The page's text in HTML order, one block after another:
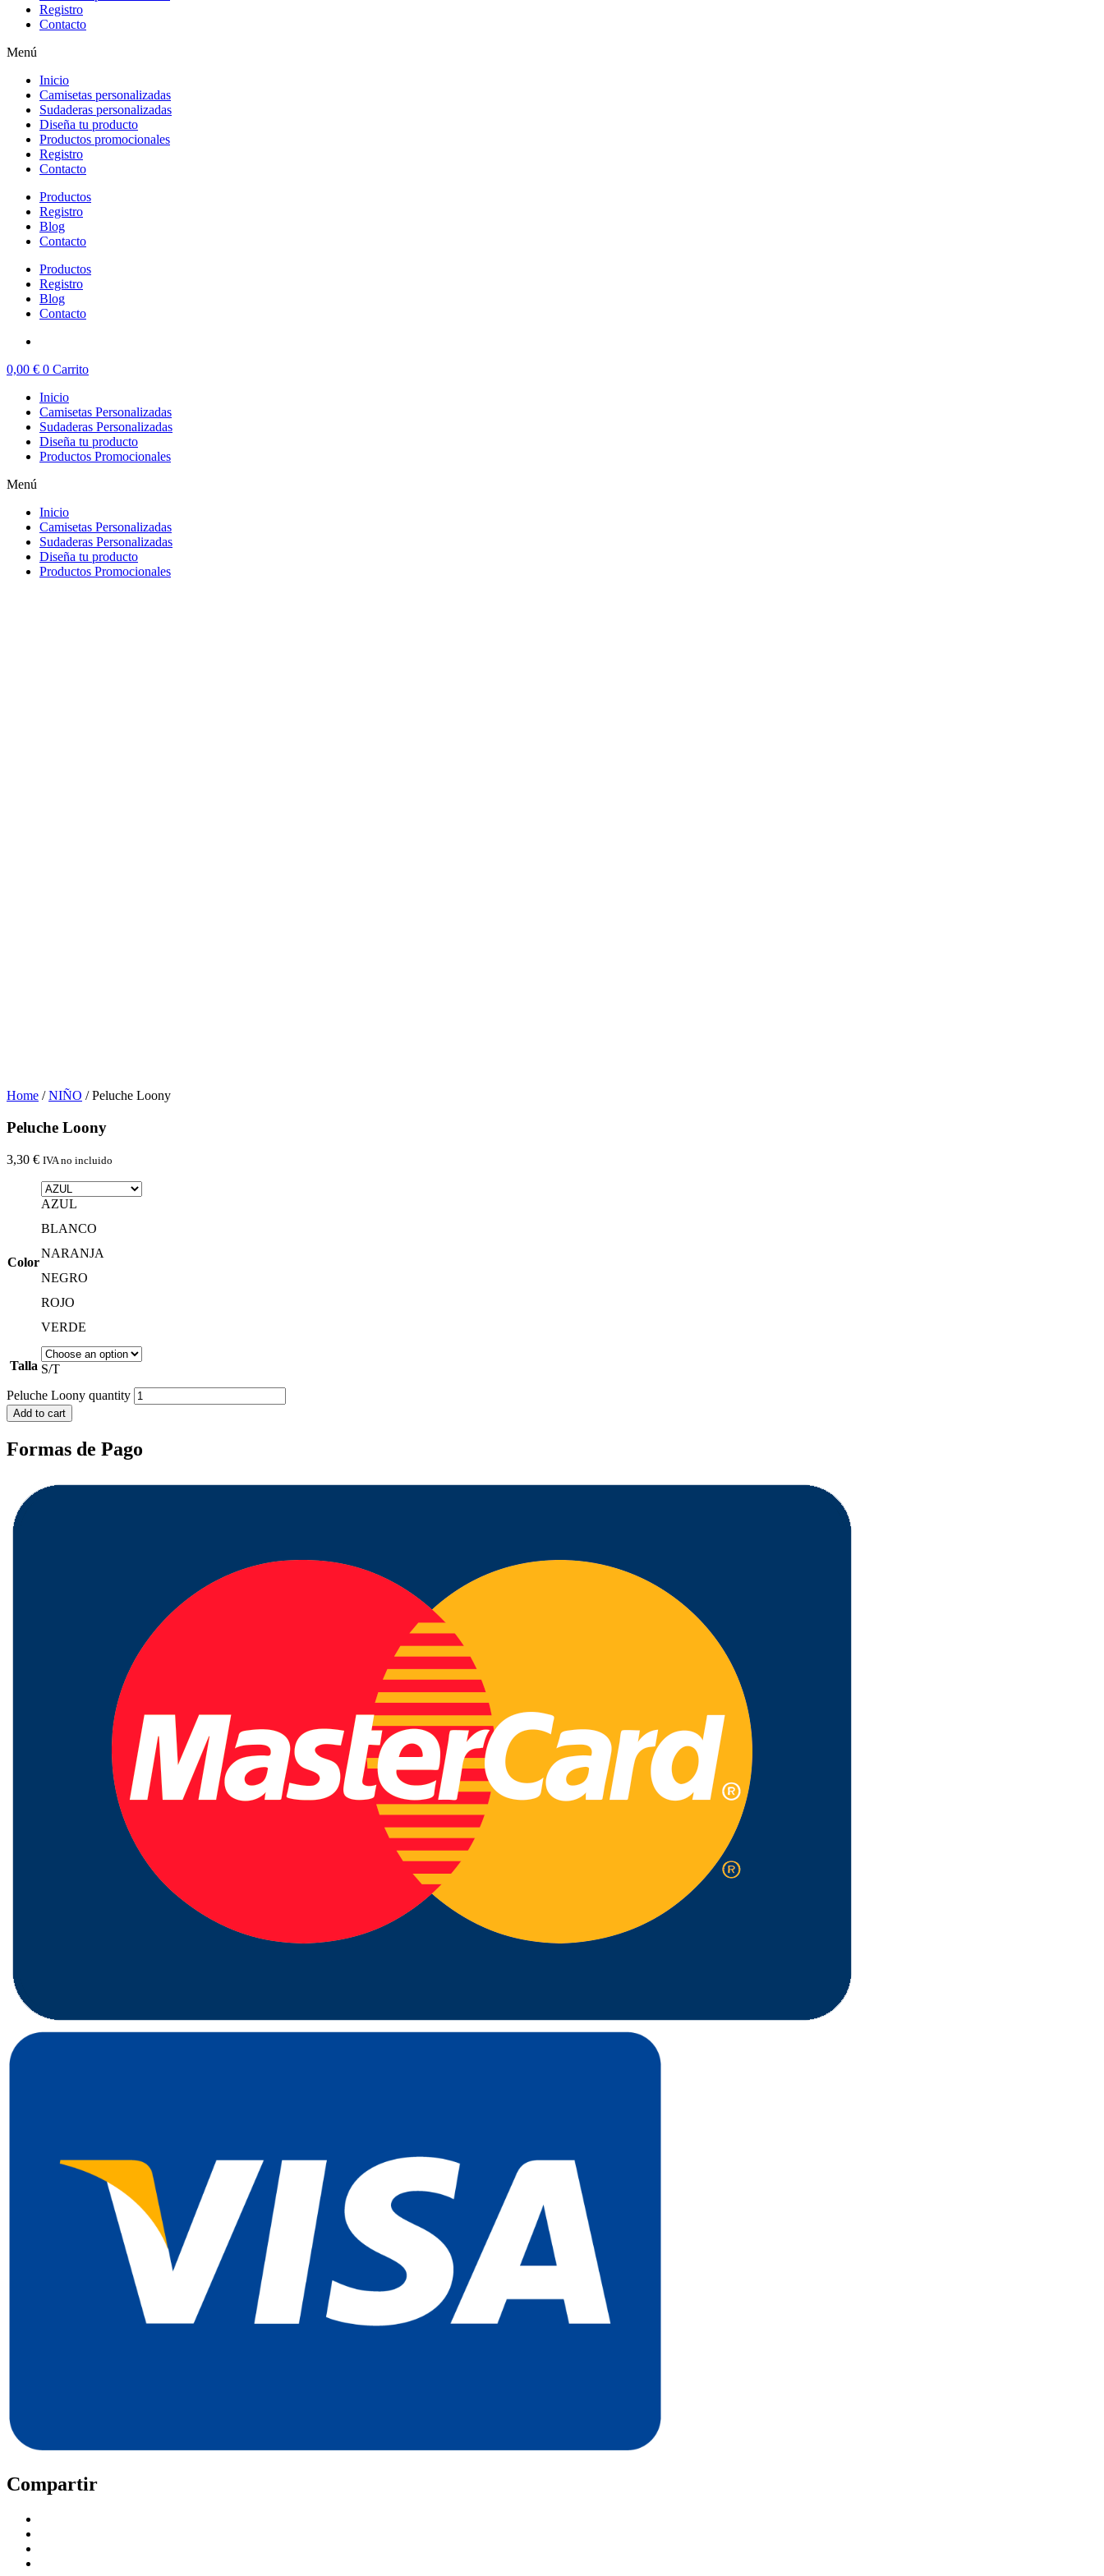
Registro
Contacto
Menú
Inicio
Camisetas personalizadas
Sudaderas personalizadas
Diseña tu producto
Productos promocionales
Registro
Contacto
Productos
Registro
Blog
Contacto
Productos
Registro
Blog
Contacto
0,00 € 0 Carrito
Inicio
Camisetas Personalizadas
Sudaderas Personalizadas
Diseña tu producto
Productos Promocionales
Menú
Inicio
Camisetas Personalizadas
Sudaderas Personalizadas
Diseña tu producto
Productos Promocionales
Home /NIÑO / Peluche Loony
Peluche Loony
3,30 € IVA no incluido
Color
AZUL
BLANCO
NARANJA
NEGRO
ROJO
VERDE
Talla S/T
Peluche Loony quantity
Add to cart
Formas de Pago
Compartir